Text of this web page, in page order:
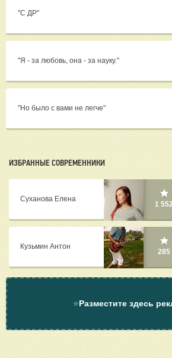
"С ДР"
"Я - за любовь, она - за науку."
"Но было с вами не легче"
ИЗБРАННЫЕ СОВРЕМЕННИКИ
Суханова Елена
1
Кузьмин Антон
285
⭐Разместите здесь